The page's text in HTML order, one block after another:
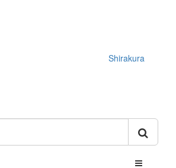
Shirakura